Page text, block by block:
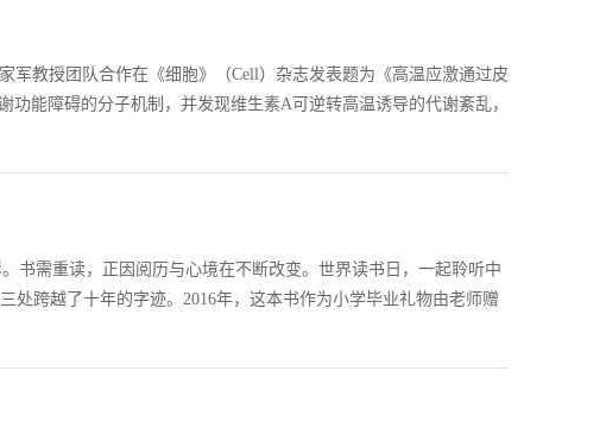
军教授团队合作在《细胞》（Cell）杂志发表题为《高温应激通过皮
能障碍的分子机制，并发现维生素A可逆转高温诱导的代谢紊乱，
书需重读，正因阅历与心境在不断改变。世界读书日，一起聆听中
处跨越了十年的字迹。2016年，这本书作为小学毕业礼物由老师赠